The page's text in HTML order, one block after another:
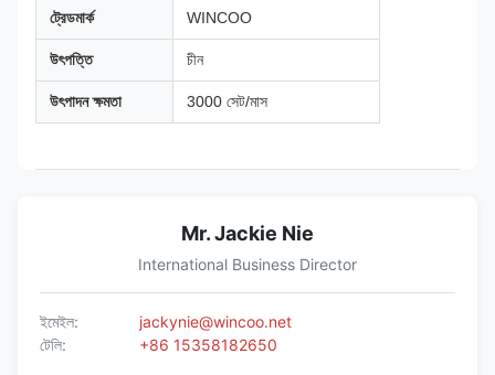
ট্রেডমার্ক WINCOO
উৎপত্তি চীন
উৎপাদন ক্ষমতা 3000 সেট/মাস
Mr. Jackie Nie
International Business Director
ইমেইল:
jackynie@wincoo.net
টেলি:
+86 15358182650